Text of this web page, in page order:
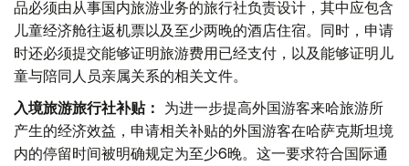
品必须由从事国内旅游业务的旅行社负责设计，其中应包含
儿童经济舱往返机票以及至少两晚的酒店住宿。同时，申请
时还必须提交能够证明旅游费用已经支付，以及能够证明儿
童与陪同人员亲属关系的相关文件。
入境旅游旅行社补贴： 为进一步提高外国游客来哈旅游所
产生的经济效益，申请相关补贴的外国游客在哈萨克斯坦境
内的停留时间被明确规定为至少6晚。这一要求符合国际通